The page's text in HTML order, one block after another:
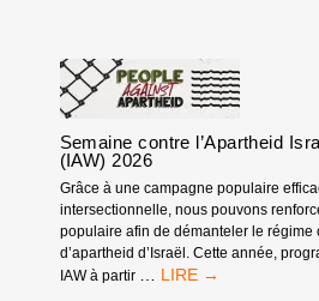
Semaine contre l’Apartheid
(IAW) 2026
Grâce à une campagne populaire
intersectionnelle, nous pouvons
populaire afin de démanteler le régime
d’apartheid d’Israël. Cette année,
IAW à partir … SEMAINE